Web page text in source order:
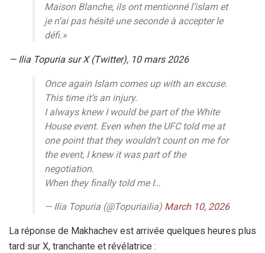
Maison Blanche, ils ont mentionné l’islam et
je n’ai pas hésité une seconde à accepter le
défi.»
— Ilia Topuria sur X (Twitter), 10 mars 2026
Once again Islam comes up with an excuse.
This time it’s an injury.
I always knew I would be part of the White
House event. Even when the UFC told me at
one point that they wouldn’t count on me for
the event, I knew it was part of the
negotiation.
When they finally told me I…
— Ilia Topuria (@Topuriailia) March 10, 2026
La réponse de Makhachev est arrivée quelques heures plus
tard sur X, tranchante et révélatrice :